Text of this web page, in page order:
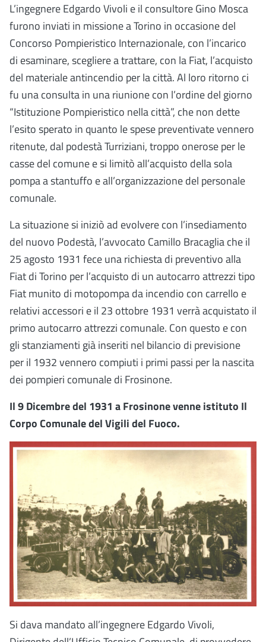
L’ingegnere Edgardo Vivoli e il consultore Gino Mosca
furono inviati in missione a Torino in occasione del
Concorso Pompieristico Internazionale, con l’incarico
di esaminare, scegliere a trattare, con la Fiat, l’acquisto
del materiale antincendio per la città. Al loro ritorno ci
fu una consulta in una riunione con l’ordine del giorno
“Istituzione Pompieristico nella città”, che non dette
l’esito sperato in quanto le spese preventivate vennero
ritenute, dal podestà Turriziani, troppo onerose per le
casse del comune e si limitò all’acquisto della sola
pompa a stantuffo e all’organizzazione del personale
comunale.
La situazione si iniziò ad evolvere con l’insediamento
del nuovo Podestà, l’avvocato Camillo Bracaglia che il
25 agosto 1931 fece una richiesta di preventivo alla
Fiat di Torino per l’acquisto di un autocarro attrezzi tipo
Fiat munito di motopompa da incendio con carrello e
relativi accessori e il 23 ottobre 1931 verrà acquistato il
primo autocarro attrezzi comunale. Con questo e con
gli stanziamenti già inseriti nel bilancio di previsione
per il 1932 vennero compiuti i primi passi per la nascita
dei pompieri comunale di Frosinone.
Il 9 Dicembre del 1931 a Frosinone venne istituto Il
Corpo Comunale del Vigili del Fuoco.
Si dava mandato all’ingegnere Edgardo Vivoli,